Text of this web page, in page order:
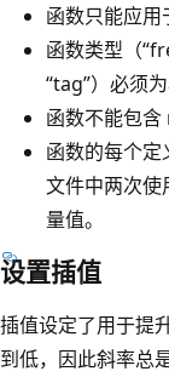
函数只能应用
函数类型（
“tag”）必须为
函数不能包含
函数的每个
文件中两次使
量值。
设置插值
插值设定了用于提
到低，因此斜率总